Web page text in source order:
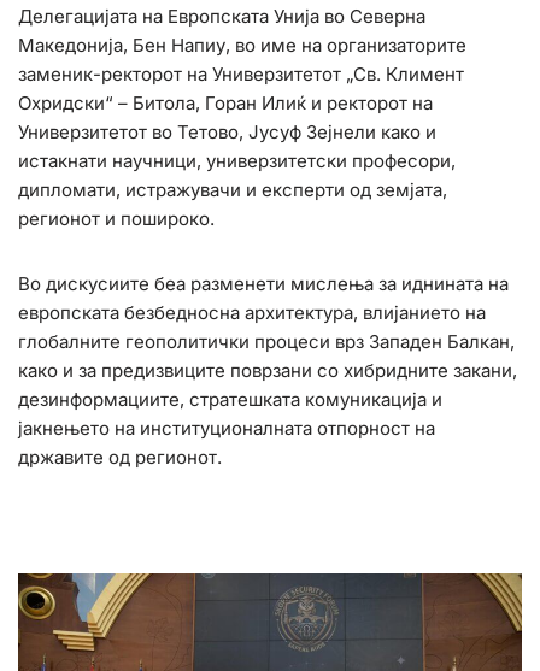
Делегацијата на Европската Унија во Северна
Македонија, Бен Напиу, во име на организаторите
заменик-ректорот на Универзитетот „Св. Климент
Охридски“ – Битола, Горан Илиќ и ректорот на
Универзитетот во Тетово, Јусуф Зејнели како и
истакнати научници, универзитетски професори,
дипломати, истражувачи и експерти од земјата,
регионот и пошироко.
Во дискусиите беа разменети мислења за иднината на
европската безбедносна архитектура, влијанието на
глобалните геополитички процеси врз Западен Балкан,
како и за предизвиците поврзани со хибридните закани,
дезинформациите, стратешката комуникација и
јакнењето на институционалната отпорност на
државите од регионот.